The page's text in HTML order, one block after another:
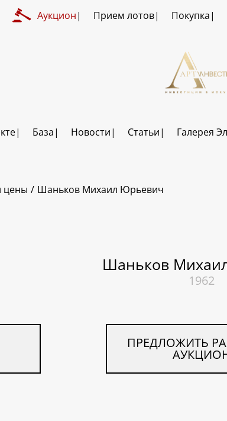
Аукцион Прием лотов Покупка
База Новости Статьи Галерея
цены Шаньков Михаил Юрьевич
Шаньков
1962
ПРЕДЛОЖИТЬ